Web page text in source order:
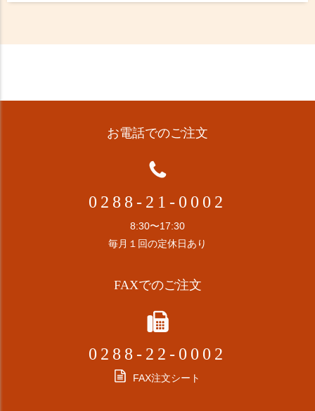
お電話でのご注文
0288-21-0002
8:30〜17:30
毎月１回の定休日あり
FAXでのご注文
0288-22-0002
FAX注文シート